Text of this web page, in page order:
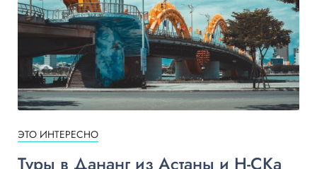
ЭТО ИНТЕРЕСНО
Туры в Дананг из Астаны и Н-СКа